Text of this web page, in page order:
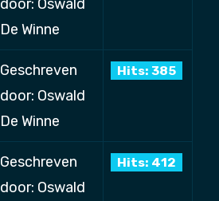
door: Oswald
De Winne
Geschreven
door: Oswald
De Winne
Hits: 385
Geschreven
door: Oswald
Hits: 412